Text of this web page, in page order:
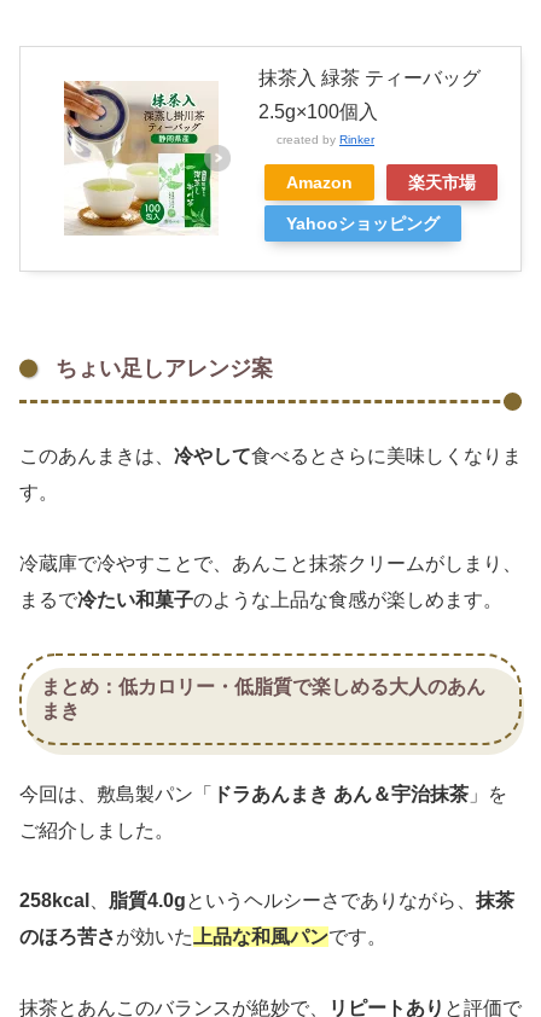
抹茶入 緑茶 ティーバッグ
2.5g×100個入
created by Rinker
Amazon 楽天市場
Yahooショッピング
ちょい足しアレンジ案
このあんまきは、 冷やして食べるとさらに美味しくなりま
す。
冷蔵庫で冷やすことで、あんこと抹茶クリームがしまり、
まるで冷たい和菓子のような上品な食感が楽しめます。
まとめ：低カロリー・低脂質で楽しめる大人のあん
まき
今回は、敷島製パン「 ドラあんまき あん＆宇治抹茶 」を
ご紹介しました。
258kcal 脂質4.0gというヘルシーさでありながら、 抹茶
のほろ苦さが効いた 上品な和風パンです。
抹茶とあんこのバランスが絶妙で、 リピートあり と評価で